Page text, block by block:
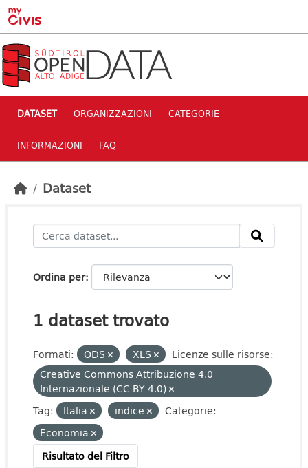
Skip to main content
DATASET ORGANIZZAZIONI CATEGORIE
INFORMAZIONI FAQ
Dataset
Ordina per
1 dataset trovato
Formati: ODS XLS
Licenze sulle risorse:
Creative Commons Attribuzione 4.0
Internazionale (CC BY 4.0)
Tag:
Italia indice
Categorie:
Economia
Risultato del Filtro